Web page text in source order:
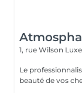
1, rue Wilson
Le
beauté de vos